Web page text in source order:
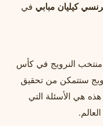
كيليان مبابي في
منتخب النرويج في كأس
النرويج ستتمكن من تحقيق
هي الأسئلة التي